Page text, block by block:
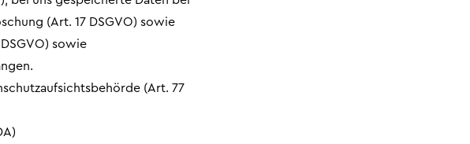
(Art. 17 DSGVO) sowie
sowie
(Art. 77